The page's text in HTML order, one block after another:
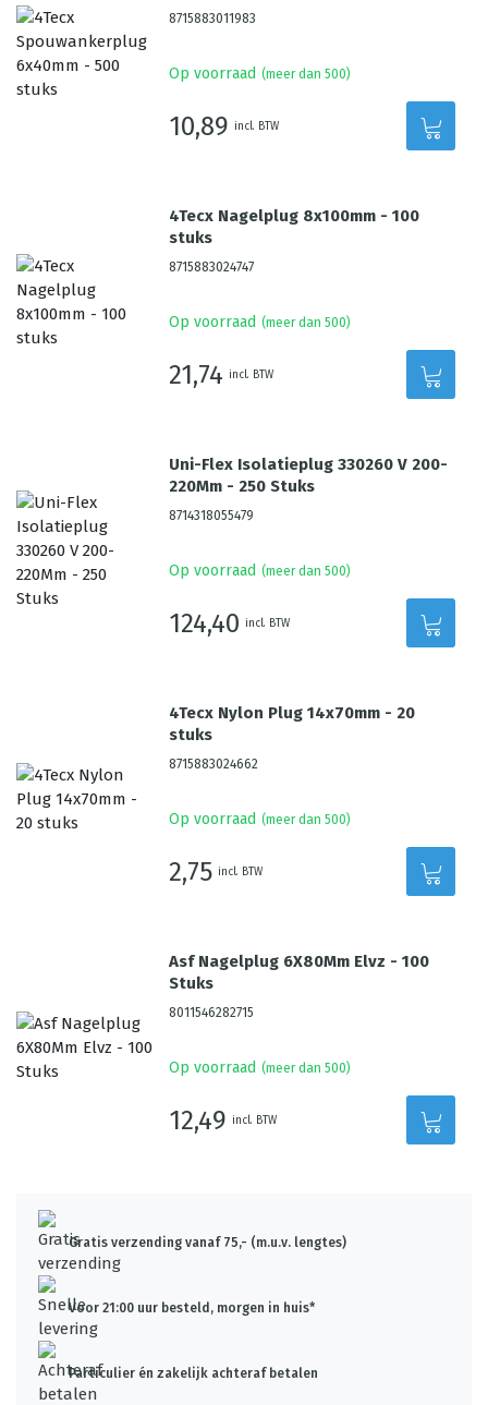
8715883011983
Op voorraad (meer dan 500)
10,89 incl. BTW
4Tecx Nagelplug 8x100mm - 100
stuks
8715883024747
Op voorraad (meer dan 500)
21,74 incl. BTW
Uni-Flex Isolatieplug 330260 V 200-
220Mm - 250 Stuks
8714318055479
Op voorraad (meer dan 500)
124,40 incl. BTW
4Tecx Nylon Plug 14x70mm - 20
stuks
8715883024662
Op voorraad (meer dan 500)
2,75 incl. BTW
Asf Nagelplug 6X80Mm Elvz - 100
Stuks
8011546282715
Op voorraad (meer dan 500)
12,49 incl. BTW
Gratis verzending vanaf 75,- (m.u.v. lengtes)
Voor 21:00 uur besteld, morgen in huis*
Particulier én zakelijk achteraf betalen